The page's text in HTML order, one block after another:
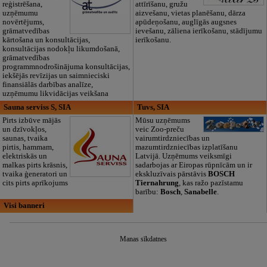
reģistrēšana,
uzņēmumu
novērtējums,
grāmatvedības
kārtošana un konsultācijas,
konsultācijas nodokļu likumdošanā,
grāmatvedības
programmnodrošinājuma konsultācijas,
iekšējās revīzijas un saimnieciski
finansiālās darbības analīze,
uzņēmumu likvidācijas veikšana
attīrīšanu, gružu
aizvešanu, vietas planēšanu, dārza
apūdeņošanu, auglīgās augsnes
ievešanu, zāliena ierīkošanu, stādījumu
ierīkošanu.
Sauna serviss S, SIA
Pirts izbūve mājās
un dzīvokļos,
saunas, tvaika
pirtis, hammam,
elektriskās un
malkas pirts krāsnis,
tvaika ģeneratori un
cits pirts aprīkojums
Tuvs, SIA
Mūsu uzņēmums
veic Zoo-preču
vairumtirdzniecības un
mazumtirdzniecības izplatīšanu
Latvijā. Uzņēmums veiksmīgi
sadarbojas ar Eiropas rūpnīcām un ir
ekskluzīvais pārstāvisBOSCH
Tiernahrung, kas ražo pazīstamu
barību:Bosch,Sanabelle.
Visi banneri
Manas sīkdatnes